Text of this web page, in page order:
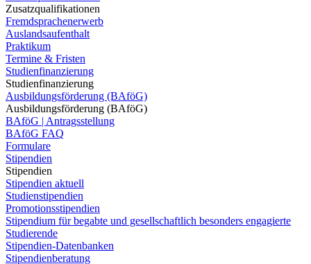
Zusatzqualifikationen
Fremdsprachenerwerb
Auslandsaufenthalt
Praktikum
Termine & Fristen
Studienfinanzierung
Studienfinanzierung
Ausbildungsförderung (BAföG)
Ausbildungsförderung (BAföG)
BAföG | Antragsstellung
BAföG FAQ
Formulare
Stipendien
Stipendien
Stipendien aktuell
Studienstipendien
Promotionsstipendien
Stipendium für begabte und gesellschaftlich besonders engagierte
Studierende
Stipendien-Datenbanken
Stipendienberatung